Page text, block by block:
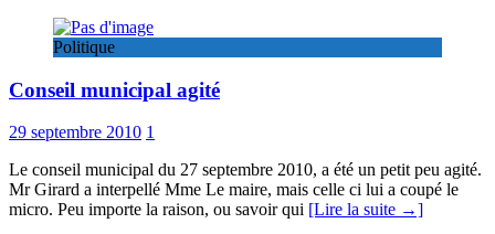
Politique
Conseil municipal agité
29 septembre 2010 1
Le conseil municipal du 27 septembre 2010, a été un petit peu agité.
Mr Girard a interpellé Mme Le maire, mais celle ci lui a coupé le
micro. Peu importe la raison, ou savoir qui [Lire la suite →]